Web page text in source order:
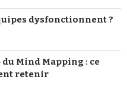
dysfonctionnent ?
du Mind Mapping : ce
retenir